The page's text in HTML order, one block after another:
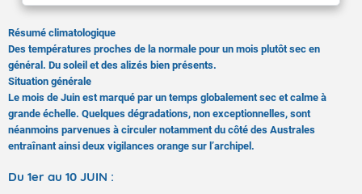
Résumé climatologique
Des températures proches de la normale pour un mois plutôt sec en
général. Du soleil et des alizés bien présents.
Situation générale
Le mois de Juin est marqué par un temps globalement sec et calme à
grande échelle. Quelques dégradations, non exceptionnelles, sont
néanmoins parvenues à circuler notamment du côté des Australes
entraînant ainsi deux vigilances orange sur l’archipel.
Du 1er au 10 JUIN :